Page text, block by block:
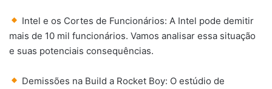
Intel e os Cortes de Funcionários: A Intel pode demitir
mais de 10 mil funcionários. Vamos analisar essa situação
e suas potenciais consequências.
Demissões na Build a Rocket Boy: O estúdio de